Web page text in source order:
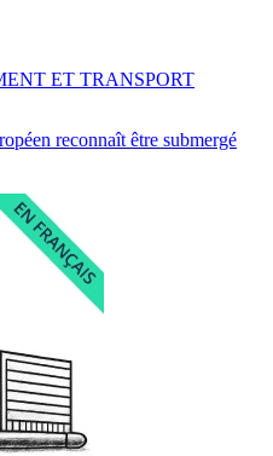
reconnaît être submergé
ET TRANSPORT